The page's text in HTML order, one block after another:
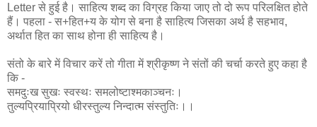
Letter से हुई है। साहित्य शब्द का विग्रह किया जाए तो दो रूप परिलक्षित होते
हैं। पहला - स+हित+य के योग से बना है साहित्य जिसका अर्थ है सहभाव,
अर्थात हित का साथ होना ही साहित्य है।
संतो के बारे में विचार करें तो गीता में श्रीकृष्ण ने संतों की चर्चा करते हुए कहा है
कि -
समदुःख सुखः स्वस्थः समलोष्टाश्मकाञ्चनः।
तुल्यप्रियाप्रियो धीरस्तुल्य निन्दात्म संस्तुतिः।।